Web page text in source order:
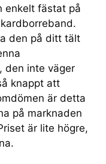
enkelt fästat på
den på ditt tält
den inte väger
knappt att
är detta
på marknaden
är lite högre,